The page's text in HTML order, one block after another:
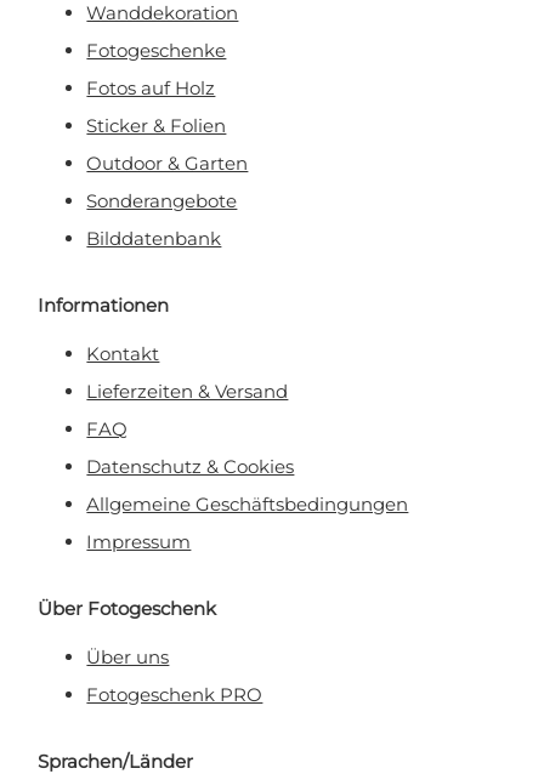
Wanddekoration
Fotogeschenke
Fotos auf Holz
Sticker & Folien
Outdoor & Garten
Sonderangebote
Bilddatenbank
Informationen
Kontakt
Lieferzeiten & Versand
FAQ
Datenschutz & Cookies
Allgemeine Geschäftsbedingungen
Impressum
Über Fotogeschenk
Über uns
Fotogeschenk PRO
Sprachen/Länder